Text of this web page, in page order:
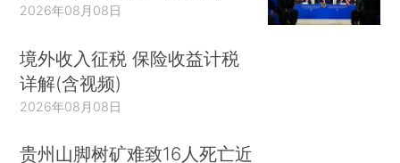
2026年08月08日
境外收入征税 保险收益计税
详解(含视频)
2026年08月08日
贵州山脚树矿难致16人死亡近